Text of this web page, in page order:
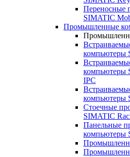
Переносные
SIMATIC
Промышленные
компьютеры
компьютеры
IPC
компьютеры
Стоечные
SIMATIC
Панельные
компьютеры